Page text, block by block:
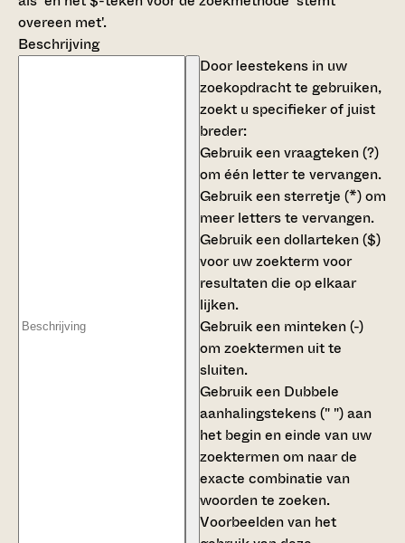
overeen met'.
Beschrijving
Door leestekens in uw
zoekopdracht te gebruiken,
zoekt u specifieker of juist
breder:
Gebruik eenvraagteken (?)
om één letter te vervangen.
Gebruik eensterretje (*)om
meer letters te vervangen.
Gebruik eendollarteken ($)
voor uw zoekterm voor
resultaten die op elkaar
lijken.
Gebruik een minteken (-)
om zoektermen uit te
sluiten.
Gebruik een Dubbele
aanhalingstekens (" ")aan
het begin en einde van uw
zoektermen om naar de
exacte combinatie van
woorden te zoeken.
Voorbeelden van het